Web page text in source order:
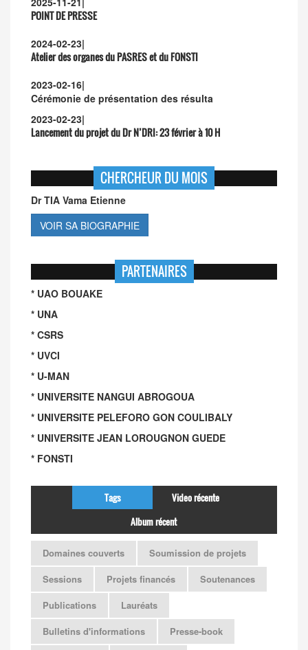
POINT DE PRESSE
2024-02-23|
Atelier des organes du PASRES et du FONSTI
2023-02-16|
Cérémonie de présentation des résulta
2023-02-23|
Lancement du projet du Dr N’DRI:23 février à 10 H
CHERCHEUR DU MOIS
Dr TIA Vama Etienne
VOIR SA BIOGRAPHIE
PARTENAIRES
* UAO BOUAKE
* UNA
* CSRS
* UVCI
* U-MAN
* UNIVERSITE NANGUI ABROGOUA
* UNIVERSITE PELEFORO GON COULIBALY
* UNIVERSITE JEAN LOROUGNON GUEDE
* FONSTI
Tags
Video récente
Album récent
Domaines couverts
Soumission de projets
Sessions
Projets financés
Soutenances
Publications
Lauréats
Bulletins d'informations
Presse-book